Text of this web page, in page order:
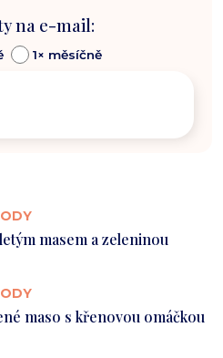
na e-mail:
1× měsíčně
masem a zeleninou
maso s křenovou omáčkou